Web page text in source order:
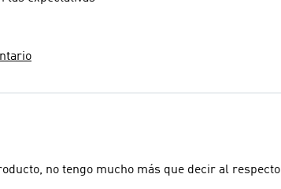
no tengo mucho más que decir al respecto